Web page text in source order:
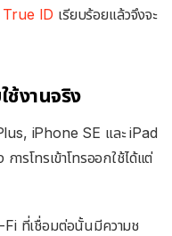
True ID เรียบร้อยแล้วจึงจะ
ช้งานจริง
iPhone SE และ iPad
ารโทรเข้าโทรออกใช้ได้แต่
Fi ที่เชื่อมต่อนั้นมีความช